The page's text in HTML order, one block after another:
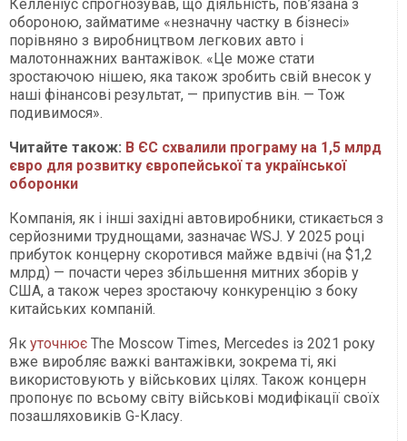
Келленіус спрогнозував, що діяльність, пов’язана з
обороною, займатиме «незначну частку в бізнесі»
порівняно з виробництвом легкових авто і
малотоннажних вантажівок. «Це може стати
зростаючою нішею, яка також зробить свій внесок у
наші фінансові результат, — припустив він. — Тож
подивимося».
Читайте також: В ЄС схвалили програму на 1,5 млрд
євро для розвитку європейської та української
оборонки
Компанія, як і інші західні автовиробники, стикається з
серйозними труднощами, зазначає WSJ. У 2025 році
прибуток концерну скоротився майже вдвічі (на $1,2
млрд) — почасти через збільшення митних зборів у
США, а також через зростаючу конкуренцію з боку
китайських компаній.
Як уточнює The Moscow Times, Mercedes із 2021 року
вже виробляє важкі вантажівки, зокрема ті, які
використовують у військових цілях. Також концерн
пропонує по всьому світу військові модифікації своїх
позашляховиків G-Класу.